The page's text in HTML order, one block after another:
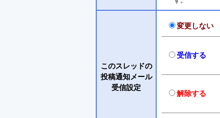
このスレッドの
投稿通知メール
受信設定
変更しない
受信する
解除する